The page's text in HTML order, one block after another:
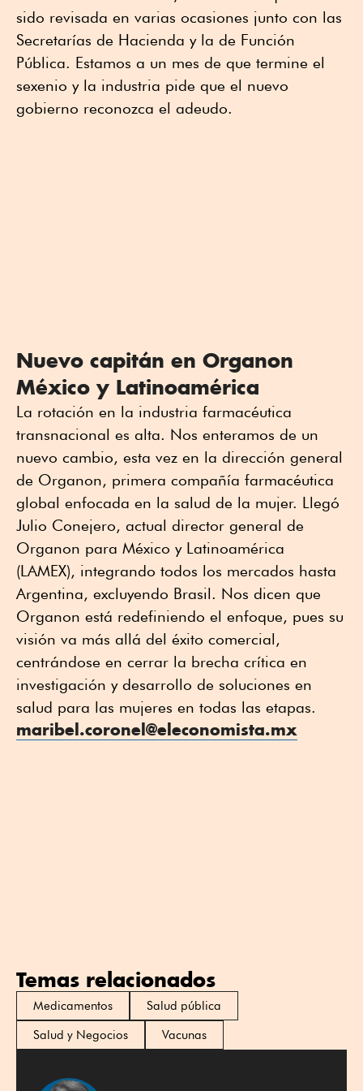
sido revisada en varias ocasiones junto con las
Secretarías de Hacienda y la de Función
Pública. Estamos a un mes de que termine el
sexenio y la industria pide que el nuevo
gobierno reconozca el adeudo.
Nuevo capitán en Organon
México y Latinoamérica
La rotación en la industria farmacéutica
transnacional es alta. Nos enteramos de un
nuevo cambio, esta vez en la dirección general
de Organon, primera compañía farmacéutica
global enfocada en la salud de la mujer. Llegó
Julio Conejero, actual director general de
Organon para México y Latinoamérica
(LAMEX), integrando todos los mercados hasta
Argentina, excluyendo Brasil. Nos dicen que
Organon está redefiniendo el enfoque, pues su
visión va más allá del éxito comercial,
centrándose en cerrar la brecha crítica en
investigación y desarrollo de soluciones en
salud para las mujeres en todas las etapas.
maribel.coronel@eleconomista.mx
Temas relacionados
Medicamentos
Salud pública
Salud y Negocios
Vacunas